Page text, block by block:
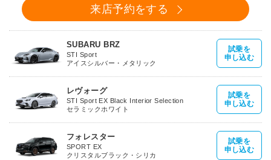
来店予約をする
SUBARU BRZ
STI Sport
アイスシルバー・メタリック
試乗を
申し込む
レヴォーグ
STI Sport EX Black Interior Selection
セラミックホワイト
試乗を
申し込む
フォレスター
SPORT EX
クリスタルブラック・シリカ
試乗を
申し込む